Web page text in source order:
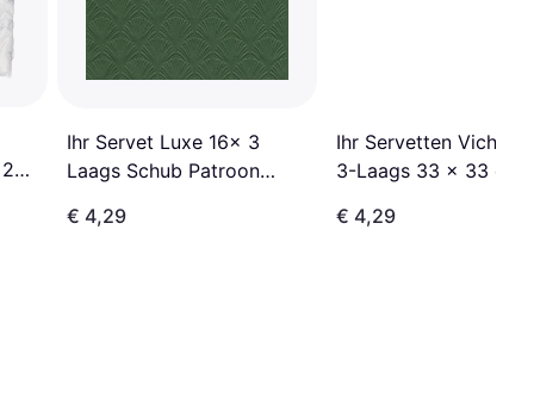
Ihr Servet Luxe 16x 3
Laags Schub Patroon
€ 4,29
Ihr Servetten Vichy
3-Laags 33 x 33 cm
€ 4,29